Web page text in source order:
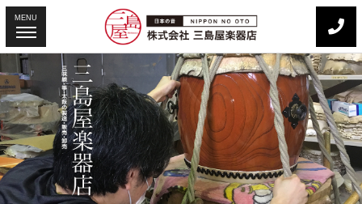
MENU